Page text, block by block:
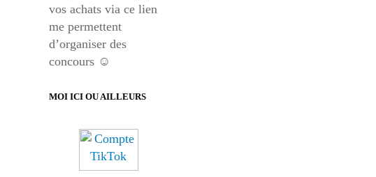
vos achats via ce lien
me permettent
d’organiser des
concours ☺
MOI ICI OU AILLEURS